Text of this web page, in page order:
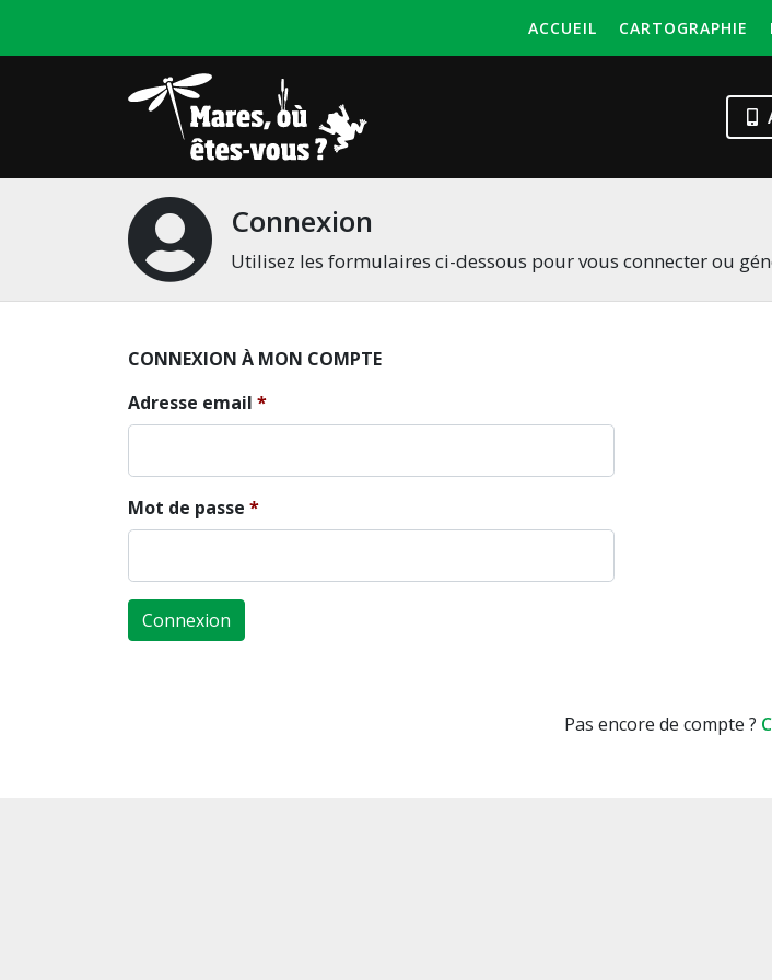
ACCUEIL CARTOGRAPHIE
Connexion
Utilisez les formulaires ci-dessous pour vous connecter ou
CONNEXION À MON COMPTE
Adresse email
Mot de passe
Connexion
Pas encore de compte ?